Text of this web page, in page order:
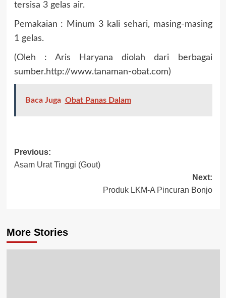
tersisa 3 gelas air.
Pemakaian : Minum 3 kali sehari, masing-masing
1 gelas.
(Oleh : Aris Haryana diolah dari berbagai
sumber.http://www.tanaman-obat.com)
Baca Juga Obat Panas Dalam
Previous:
Asam Urat Tinggi (Gout)
Next:
Produk LKM-A Pincuran Bonjo
More Stories